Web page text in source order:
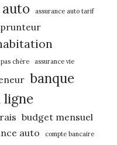
auto assurance auto tarif
chère assurance vie
banque
ligne
budget mensuel
auto
compte bancaire